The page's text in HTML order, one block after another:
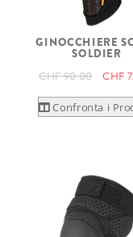
GINOCCHIERE
SOLDIER
CHF 90.00 CHF
Confronta i